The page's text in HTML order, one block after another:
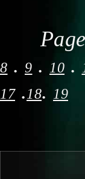
8 . 9 . 10 .
17. 18. 19